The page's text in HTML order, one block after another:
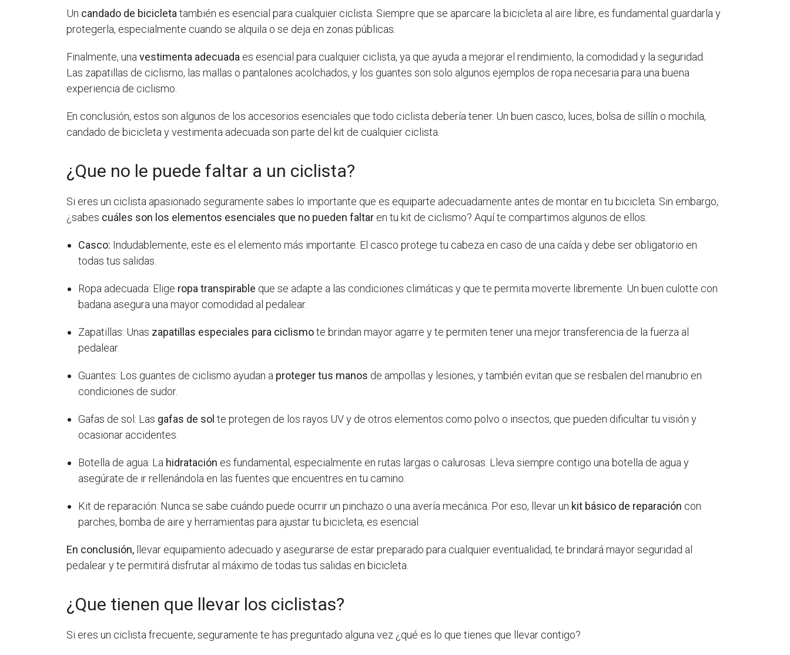
Un candado de bicicleta también es esencial para cualquier ciclista. Siempre que se aparcare la bicicleta al aire libre, es fundamental guardarla y
protegerla, especialmente cuando se alquila o se deja en zonas públicas.
Finalmente, unavestimenta adecuada es esencial para cualquier ciclista, ya que ayuda a mejorar el rendimiento, la comodidad y la seguridad.
Las zapatillas de ciclismo, las mallas o pantalones acolchados, y los guantes son solo algunos ejemplos de ropa necesaria para una buena
experiencia de ciclismo.
En conclusión, estos son algunos de los accesorios esenciales que todo ciclista debería tener. Un buen casco, luces, bolsa de sillín o mochila,
candado de bicicleta y vestimenta adecuada son parte del kit de cualquier ciclista.
¿Que no le puede faltar a un ciclista?
Si eres un ciclista apasionado seguramente sabes lo importante que es equiparte adecuadamente antes de montar en tu bicicleta. Sin embargo,
¿sabes cuáles son los elementos esenciales que no pueden faltar en tu kit de ciclismo? Aquí te compartimos algunos de ellos:
Casco: Indudablemente, este es el elemento más importante. El casco protege tu cabeza en caso de una caída y debe ser obligatorio en
todas tus salidas.
Ropa adecuada: Elige ropa transpirable que se adapte a las condiciones climáticas y que te permita moverte libremente. Un buen culotte con
badana asegura una mayor comodidad al pedalear.
Zapatillas: Unas zapatillas especiales para ciclismote brindan mayor agarre y te permiten tener una mejor transferencia de la fuerza al
pedalear.
Guantes: Los guantes de ciclismo ayudan a proteger tus manos de ampollas y lesiones, y también evitan que se resbalen del manubrio en
condiciones de sudor.
Gafas de sol: Las gafas de sol te protegen de los rayos UV y de otros elementos como polvo o insectos, que pueden dificultar tu visión y
ocasionar accidentes.
Botella de agua: La hidratación es fundamental, especialmente en rutas largas o calurosas. Lleva siempre contigo una botella de agua y
asegúrate de ir rellenándola en las fuentes que encuentres en tu camino.
Kit de reparación: Nunca se sabe cuándo puede ocurrir un pinchazo o una avería mecánica. Por eso, llevar un kit básico de reparación con
parches, bomba de aire y herramientas para ajustar tu bicicleta, es esencial.
En conclusión, llevar equipamiento adecuado y asegurarse de estar preparado para cualquier eventualidad, te brindará mayor seguridad al
pedalear y te permitirá disfrutar al máximo de todas tus salidas en bicicleta.
¿Que tienen que llevar los ciclistas?
Si eres un ciclista frecuente, seguramente te has preguntado alguna vez ¿qué es lo que tienes que llevar contigo?